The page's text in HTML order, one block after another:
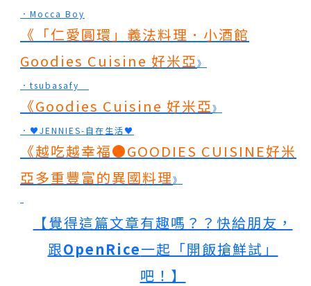
．Mocca Boy
《 「仁愛圓環」義法料理．小酒館
Goodies Cuisine 好米亞》
．tsubasafy
《Goodies Cuisine 好米亞》
．♥JENNIES-自在生活♥
《越吃越幸福●GOODIES CUISINE好米
亞多重豐富的異國料理》
【覺得這篇文章有趣嗎？？快給朋友，
跟OpenRice一起「開飯搶鮮試」
吧！】